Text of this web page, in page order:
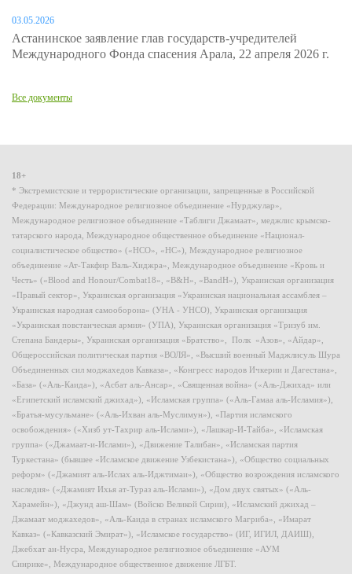
03.05.2026
Астанинское заявление глав государств-учредителей
Международного Фонда спасения Арала, 22 апреля 2026 г.
Все документы
18+
* Экстремистские и террористические организации, запрещенные в Российской
Федерации: Международное религиозное объединение «Нурджулар»,
Международное религиозное объединение «Таблиги Джамаат», меджлис крымско-
татарского народа, Международное общественное объединение «Национал-
социалистическое общество» («НСО», «НС»), Международное религиозное
объединение «Ат-Такфир Валь-Хиджра», Международное объединение «Кровь и
Честь» («Blood and Honour/Combat18», «B&H», «BandH»), Украинская организация
«Правый сектор», Украинская организация «Украинская национальная ассамблея –
Украинская народная самооборона» (УНА - УНСО), Украинская организация
«Украинская повстанческая армия» (УПА), Украинская организация «Тризуб им.
Степана Бандеры», Украинская организация «Братство», Полк «Азов», «Айдар»,
Общероссийская политическая партия «ВОЛЯ», «Высший военный Маджлисуль Шура
Объединенных сил моджахедов Кавказа», «Конгресс народов Ичкерии и Дагестана»,
«База» («Аль-Каида»), «Асбат аль-Ансар», «Священная война» («Аль-Джихад» или
«Египетский исламский джихад»), «Исламская группа» («Аль-Гамаа аль-Исламия»),
«Братья-мусульмане» («Аль-Ихван аль-Муслимун»), «Партия исламского
освобождения» («Хизб ут-Тахрир аль-Ислами»), «Лашкар-И-Тайба», «Исламская
группа» («Джамаат-и-Ислами»), «Движение Талибан», «Исламская партия
Туркестана» (бывшее «Исламское движение Узбекистана»), «Общество социальных
реформ» («Джамият аль-Ислах аль-Иджтимаи»), «Общество возрождения исламского
наследия» («Джамият Ихья ат-Тураз аль-Ислами»), «Дом двух святых» («Аль-
Харамейн»), «Джунд аш-Шам» (Войско Великой Сирии), «Исламский джихад –
Джамаат моджахедов», «Аль-Каида в странах исламского Магриба», «Имарат
Кавказ» («Кавказский Эмират»), «Исламское государство» (ИГ, ИГИЛ, ДАИШ),
Джебхат ан-Нусра, Международное религиозное объединение «АУМ
Синрике», Международное общественное движение ЛГБТ.